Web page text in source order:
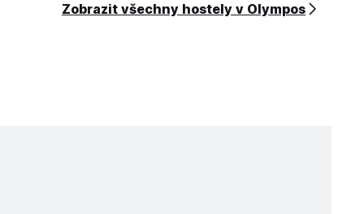
Zobrazit všechny hostely v Olympos